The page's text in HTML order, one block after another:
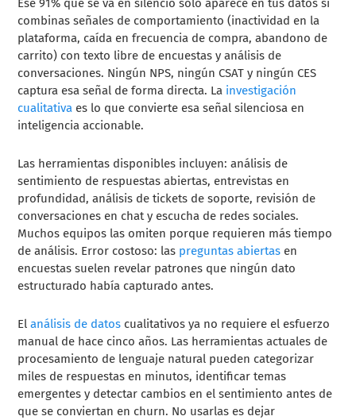
Ese 91% que se va en silencio solo aparece en tus datos si
combinas señales de comportamiento (inactividad en la
plataforma, caída en frecuencia de compra, abandono de
carrito) con texto libre de encuestas y análisis de
conversaciones. Ningún NPS, ningún CSAT y ningún CES
captura esa señal de forma directa. La investigación
cualitativa es lo que convierte esa señal silenciosa en
inteligencia accionable.
Las herramientas disponibles incluyen: análisis de
sentimiento de respuestas abiertas, entrevistas en
profundidad, análisis de tickets de soporte, revisión de
conversaciones en chat y escucha de redes sociales.
Muchos equipos las omiten porque requieren más tiempo
de análisis. Error costoso: las preguntas abiertas en
encuestas suelen revelar patrones que ningún dato
estructurado había capturado antes.
Elanálisis de datos cualitativos ya no requiere el esfuerzo
manual de hace cinco años. Las herramientas actuales de
procesamiento de lenguaje natural pueden categorizar
miles de respuestas en minutos, identificar temas
emergentes y detectar cambios en el sentimiento antes de
que se conviertan en churn. No usarlas es dejar